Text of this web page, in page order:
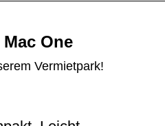
One
Vermietpark!